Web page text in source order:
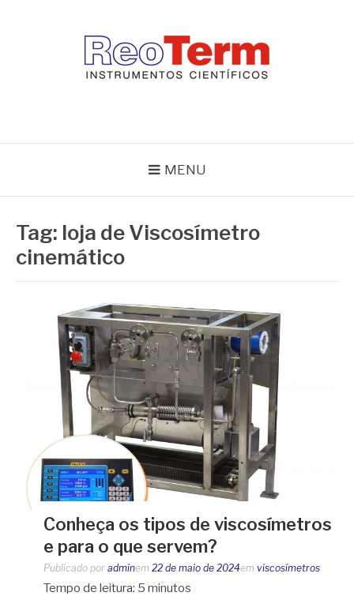
MENU
Tag: loja de Viscosímetro
cinemático
Conheça os tipos de viscosímetros
e para o que servem?
Publicado por adminem 22 de maio de 2024em viscosímetros
Tempo de leitura: 5 minutos